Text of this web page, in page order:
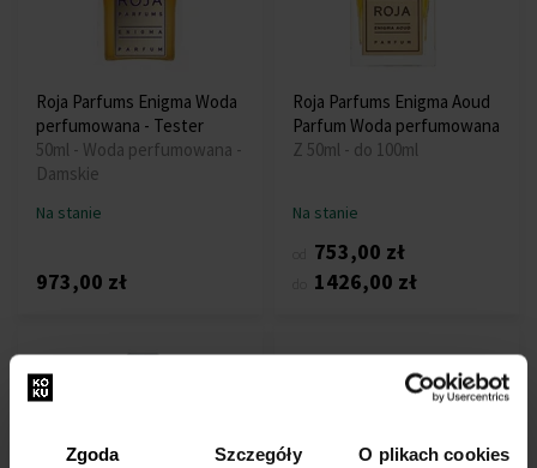
Zgoda Szczegóły O plikach cookies
Roja Parfums Enigma Woda
perfumowana - Tester
50ml - Woda perfumowana -
Damskie
Na stanie
973,00 zł
Roja Parfums Enigma Aoud
Parfum Woda perfumowana
Z 50ml - do 100ml
Na stanie
753,00 zł
1426,00 zł